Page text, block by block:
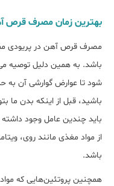
بهترین زمان مصرف قرص
مصرف قرص آهن در پریودی
باشد. به همین دلیل
شود تا عوارض گوارشی آن به
باشید، قبل از اینکه بدن ما
باید چندین عامل وجود
باشد.
همچنین پروتئین‌هایی که